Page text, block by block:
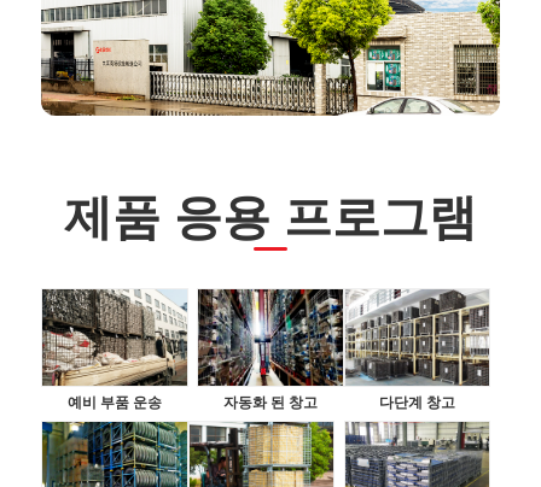
제품 응용 프로그램
예비 부품 운송 자동화 된 창고 다단계 창고